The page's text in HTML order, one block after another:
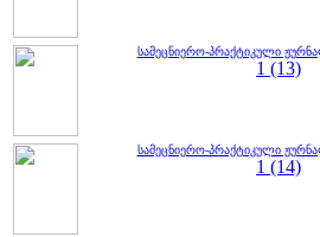
სამეცნიერო-პრაქტიკული
1 (13)
სამეცნიერო-პრაქტიკული
1 (14)